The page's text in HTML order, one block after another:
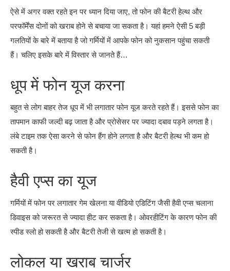
ऐसे में अगर वक्त रहते इन पर ध्यान दिया जाए, तो फोन की बैटरी हेल्थ और
परफॉर्मेंस दोनों को खराब होने से बचाया जा सकता है। यहां हमने ऐसी 5 बड़ी
गलतियों के बारे में बताया है जो गर्मियों में आपके फोन को नुकसान पहुंचा सकती
हैं। चलिए इसके बारे में विस्तार से जानते हैं…
धूप में फोन यूज करना
बहुत से लोग बाहर तेज धूप में भी लगातार फोन यूज करते रहते हैं। इससे फोन का
तापमान काफी जल्दी बढ़ जाता है और प्रोसेसर पर ज्यादा दबाव पड़ने लगता है।
लंबे टाइम तक ऐसा करने से फोन हैंग होने लगता है और बैटरी हेल्थ भी कम हो
सकती है।
हैवी एप्स का यूज
गर्मियों में फोन पर लगातार गेम खेलना या वीडियो एडिटिंग जैसी हैवी एप्स चलाना
डिवाइस को जरूरत से ज्यादा हीट कर सकता है। ओवरहीटिंग के कारण फोन की
स्पीड स्लो हो सकती है और बैटरी तेजी से खत्म हो सकती है।
लोकल या खराब चार्जर